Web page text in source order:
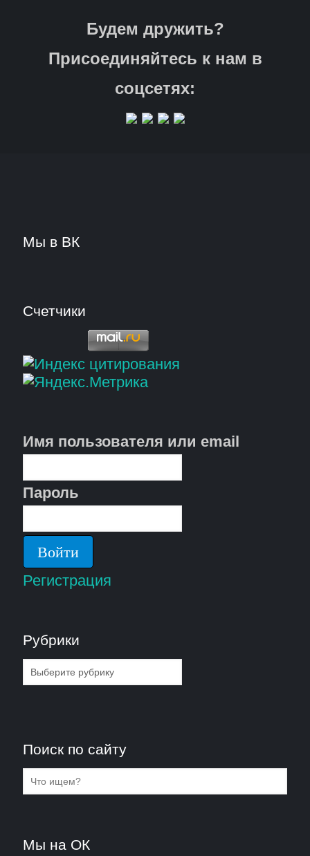
Будем дружить?
Присоединяйтесь к нам в
соцсетях:
Мы в ВК
Счетчики
Имя пользователя или email
Пароль
Регистрация
Рубрики
Рубрики
Поиск по сайту
Мы на ОК